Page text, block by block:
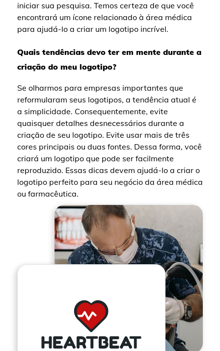
iniciar sua pesquisa. Temos certeza de que você
encontrará um ícone relacionado à área médica
para ajudá-lo a criar um logotipo incrível.
Quais tendências devo ter em mente durante a
criação do meu logotipo?
Se olharmos para empresas importantes que
reformularam seus logotipos, a tendência atual é
a simplicidade. Consequentemente, evite
quaisquer detalhes desnecessários durante a
criação de seu logotipo. Evite usar mais de três
cores principais ou duas fontes. Dessa forma, você
criará um logotipo que pode ser facilmente
reproduzido. Essas dicas devem ajudá-lo a criar o
logotipo perfeito para seu negócio da área médica
ou farmacêutica.